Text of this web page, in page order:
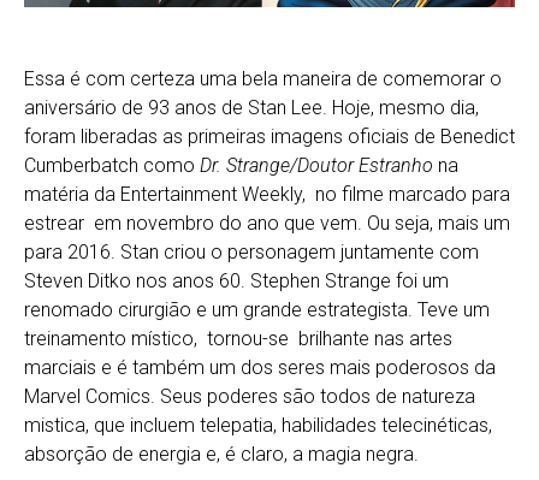
Essa é com certeza uma bela maneira de comemorar o
aniversário de 93 anos de Stan Lee. Hoje, mesmo dia,
foram liberadas as primeiras imagens oficiais de Benedict
Cumberbatch como Dr. Strange/Doutor Estranho na
matéria da Entertainment Weekly, no filme marcado para
estrear em novembro do ano que vem. Ou seja, mais um
para 2016. Stan criou o personagem juntamente com
Steven Ditko nos anos 60. Stephen Strange foi um
renomado cirurgião e um grande estrategista. Teve um
treinamento místico, tornou-se brilhante nas artes
marciais e é também um dos seres mais poderosos da
Marvel Comics. Seus poderes são todos de natureza
mistica, que incluem telepatia, habilidades telecinéticas,
absorção de energia e, é claro, a magia negra.